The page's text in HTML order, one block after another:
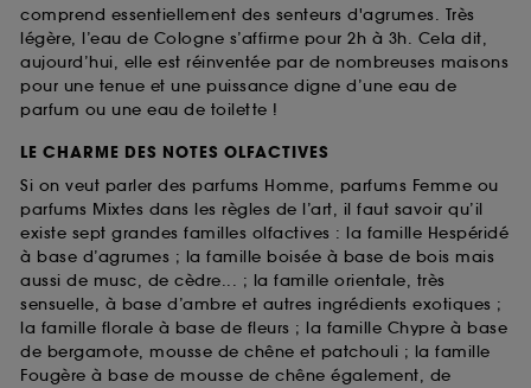
comprend essentiellement des senteurs d'agrumes. Très
légère, l’eau de Cologne s’affirme pour 2h à 3h. Cela dit,
aujourd’hui, elle est réinventée par de nombreuses maisons
pour une tenue et une puissance digne d’une eau de
parfum ou une eau de toilette !
LE CHARME DES NOTES OLFACTIVES
Si on veut parler des parfums Homme, parfums Femme ou
parfums Mixtes dans les règles de l’art, il faut savoir qu’il
existe sept grandes familles olfactives : la famille Hespéridé
à base d’agrumes ; la famille boisée à base de bois mais
aussi de musc, de cèdre... ; la famille orientale, très
sensuelle, à base d’ambre et autres ingrédients exotiques ;
la famille florale à base de fleurs ; la famille Chypre à base
de bergamote, mousse de chêne et patchouli ; la famille
Fougère à base de mousse de chêne également, de